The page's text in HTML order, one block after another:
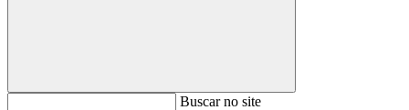
BuscarBuscar no site